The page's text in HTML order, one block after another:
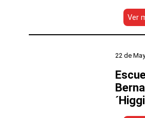
Ver
22 de